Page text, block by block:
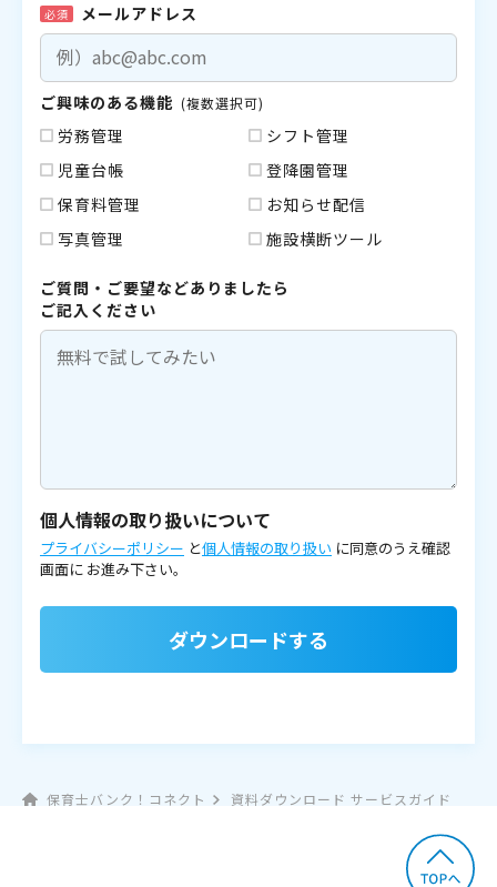
必須 メールアドレス
ご興味のある機能 (複数選択可)
労務管理
シフト管理
児童台帳
登降園管理
保育料管理
お知らせ配信
写真管理
施設横断ツール
ご質問・ご要望などありましたら
ご記入ください
個人情報の取り扱いについて
プライバシーポリシー と個人情報の取り扱い に同意のうえ確認
画面に お進み下さい。
ダウンロードする
保育士バンク！コネクト 資料ダウンロード サービスガイド